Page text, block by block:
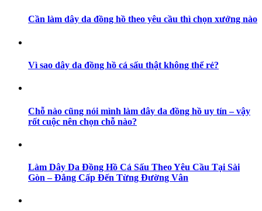
Cần làm dây da đồng hồ theo yêu cầu thì chọn xưởng nào
Vì sao dây da đồng hồ cá sấu thật không thể rẻ?
Chỗ nào cũng nói mình làm dây da đồng hồ uy tín – vậy
rốt cuộc nên chọn chỗ nào?
Làm Dây Da Đồng Hồ Cá Sấu Theo Yêu Cầu Tại Sài
Gòn – Đẳng Cấp Đến Từng Đường Vân